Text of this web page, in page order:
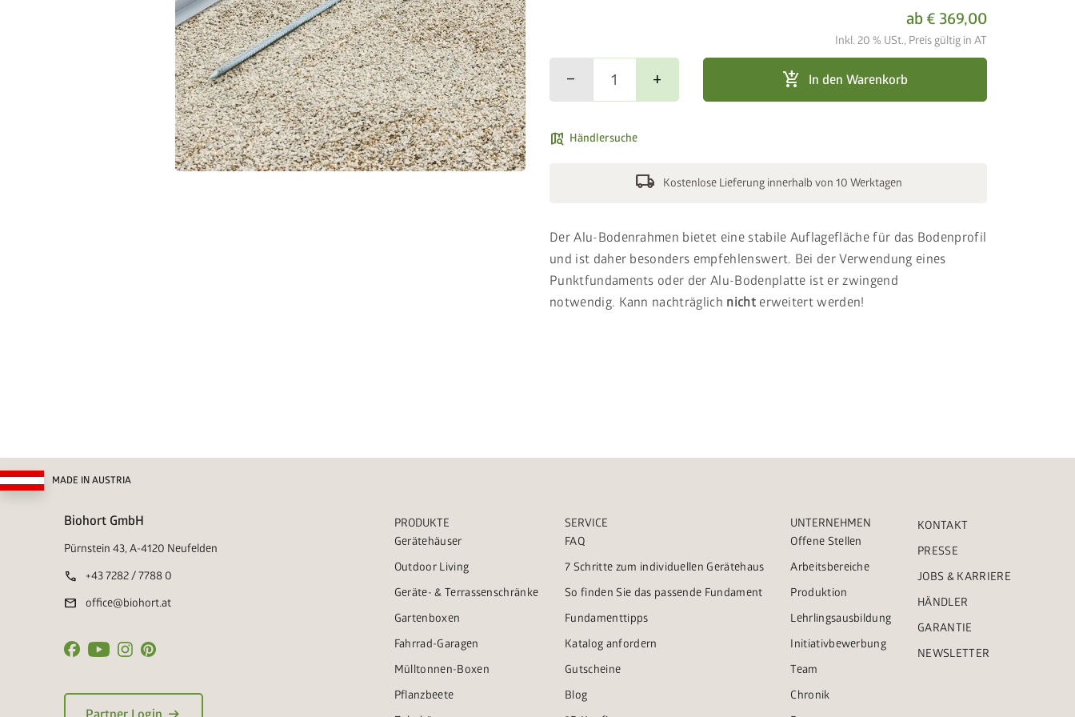
ab € 369,00
Inkl. 20 % USt., Preis gültig in AT
remove add add_shopping_cart In den Warenkorb
map_search Händlersuche
local_shipping Kostenlose Lieferung innerhalb von 10 Werktagen
Der Alu-Bodenrahmen bietet eine stabile Auflagefläche für das Bodenprofil
und ist daher besonders empfehlenswert. Bei der Verwendung eines
Punktfundaments oder der Alu-Bodenplatte ist er zwingend
notwendig. Kann nachträglich nichterweitert werden!
MADE IN AUSTRIA
Biohort GmbH
Pürnstein 43, A-4120 Neufelden
call +43 7282 / 7788 0
mail office@biohort.at
PRODUKTE
Gerätehäuser
Outdoor Living
Geräte- & Terrassenschränke
Gartenboxen
Fahrrad-Garagen
Mülltonnen-Boxen
Pflanzbeete
SERVICE
FAQ
7 Schritte zum individuellen Gerätehaus
So finden Sie das passende Fundament
Fundamenttipps
Katalog anfordern
Gutscheine
Blog
UNTERNEHMEN
Offene Stellen
Arbeitsbereiche
Produktion
Lehrlingsausbildung
Initiativbewerbung
Team
Chronik
KONTAKT
PRESSE
JOBS & KARRIERE
HÄNDLER
GARANTIE
NEWSLETTER